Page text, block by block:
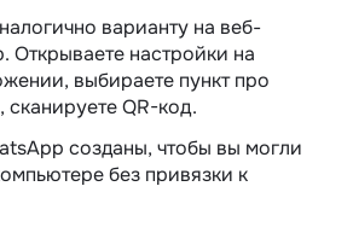
варианту на веб-
Открываете настройки на
выбираете пункт про
сканируете QR-код.
созданы, чтобы вы могли
без привязки к